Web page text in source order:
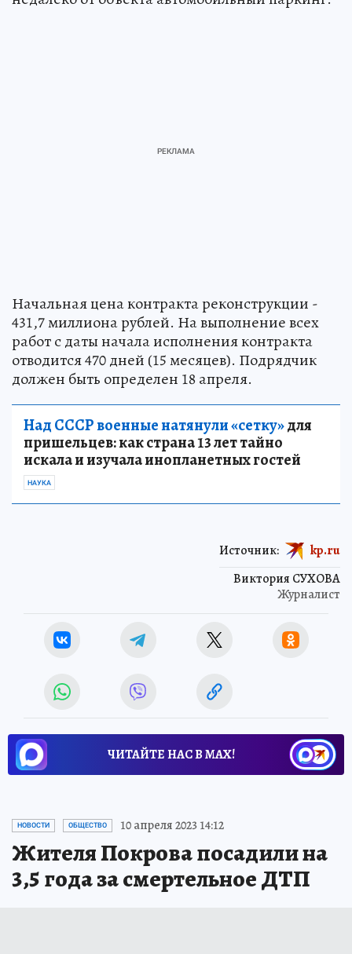
Начальная цена контракта реконструкции -
431,7 миллиона рублей. На выполнение всех
работ с даты начала исполнения контракта
отводится 470 дней (15 месяцев). Подрядчик
должен быть определен 18 апреля.
Над СССР военные натянули «сетку»для
пришельцев: как страна 13 лет тайно
искала и изучала инопланетных гостей
НАУКА
Виктория СУХОВА
Журналист
Источник: kp.ru
ЧИТАЙТЕ НАС В МАХ!
НОВОСТИ ОБЩЕСТВО 10 апреля 2023 14:12
Жителя Покрова посадили на
3,5 года за смертельное ДТП